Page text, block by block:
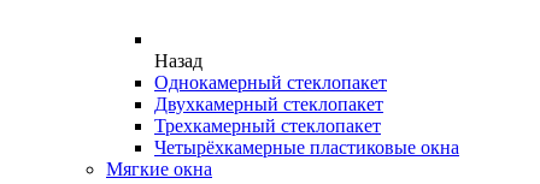
Назад
Однокамерный стеклопакет
Двухкамерный стеклопакет
Трехкамерный стеклопакет
Четырёхкамерные пластиковые окна
Мягкие окна